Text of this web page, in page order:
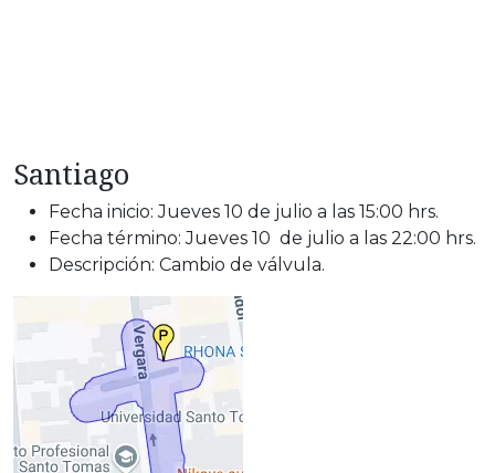
Santiago
Fecha inicio: Jueves 10 de julio a las 15:00 hrs.
Fecha término: Jueves 10 de julio a las 22:00 hrs.
Descripción: Cambio de válvula.